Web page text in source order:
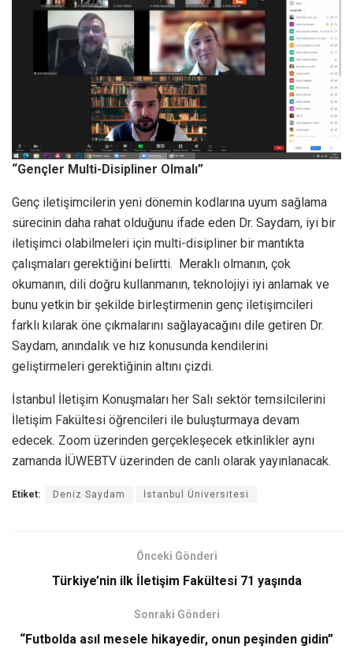
“Gençler Multi-Disipliner Olmalı”
Genç iletişimcilerin yeni dönemin kodlarına uyum sağlama
sürecinin daha rahat olduğunu ifade eden Dr. Saydam, iyi bir
iletişimci olabilmeleri için multi-disipliner bir mantıkta
çalışmaları gerektiğini belirtti. Meraklı olmanın, çok
okumanın, dili doğru kullanmanın, teknolojiyi iyi anlamak ve
bunu yetkin bir şekilde birleştirmenin genç iletişimcileri
farklı kılarak öne çıkmalarını sağlayacağını dile getiren Dr.
Saydam, anındalık ve hız konusunda kendilerini
geliştirmeleri gerektiğinin altını çizdi.
İstanbul İletişim Konuşmaları her Salı sektör temsilcilerini
İletişim Fakültesi öğrencileri ile buluşturmaya devam
edecek. Zoom üzerinden gerçekleşecek etkinlikler aynı
zamanda İÜWEBTV üzerinden de canlı olarak yayınlanacak.
Etiket: Deniz Saydam İstanbul Üniversitesi
Önceki Gönderi
Türkiye’nin ilk İletişim Fakültesi 71 yaşında
Sonraki Gönderi
“Futbolda asıl mesele hikayedir, onun peşinden gidin”